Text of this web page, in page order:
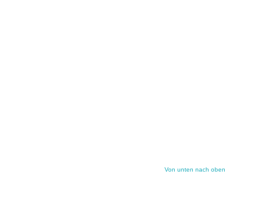
Von unten nach oben